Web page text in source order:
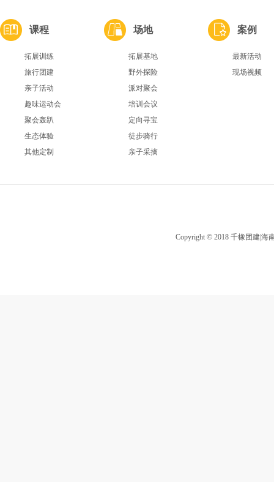
课程
拓展训练
旅行团建
亲子活动
趣味运动会
聚会轰趴
生态体验
其他定制
场地
拓展基地
野外探险
派对聚会
培训会议
定向寻宝
徒步骑行
亲子采摘
案例
最新活动
现场视频
Copyright © 2018 千橡团建|